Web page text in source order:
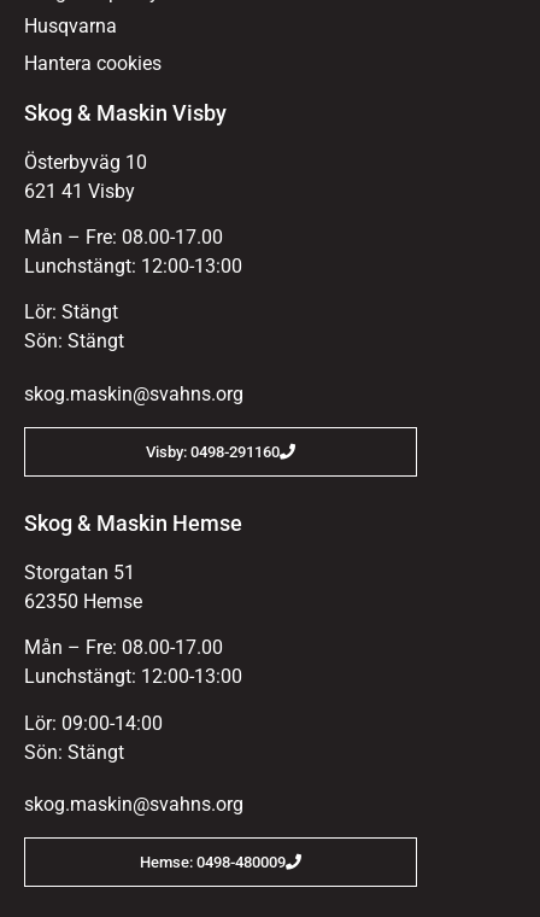
Husqvarna
Hantera cookies
Skog & Maskin Visby
Österbyväg 10
621 41 Visby
Mån – Fre: 08.00-17.00
Lunchstängt: 12:00-13:00
Lör: Stängt
Sön: Stängt
skog.maskin@svahns.org
Visby: 0498-291160
Skog & Maskin Hemse
Storgatan 51
62350 Hemse
Mån – Fre: 08.00-17.00
Lunchstängt: 12:00-13:00
Lör: 09:00-14:00
Sön: Stängt
skog.maskin@svahns.org
Hemse: 0498-480009